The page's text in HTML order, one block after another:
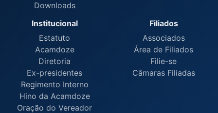
Downloads
Institucional
Estatuto
Acamdoze
Diretoria
Ex-presidentes
Regimento Interno
Hino da Acamdoze
Oração do Vereador
Filiados
Associados
Área de Filiados
Filie-se
Câmaras Filiadas